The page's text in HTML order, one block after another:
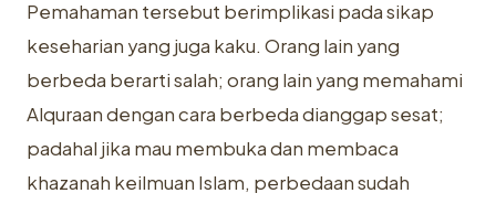
Pemahaman tersebut berimplikasi pada sikap
keseharian yang juga kaku. Orang lain yang
berbeda berarti salah; orang lain yang memahami
Alquraan dengan cara berbeda dianggap sesat;
padahal jika mau membuka dan membaca
khazanah keilmuan Islam, perbedaan sudah